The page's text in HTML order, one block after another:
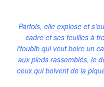
Parfois, elle explose et
cadre et ses feuilles à
l'toubib qui veut boire un
aux pieds rassemblés, le
ceux qui boivent de la